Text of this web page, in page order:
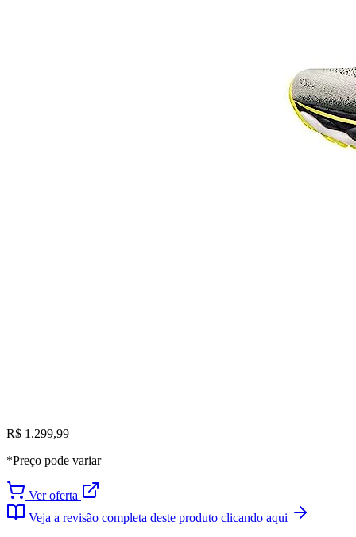
R$ 1.299,99
*Preço pode variar
Ver oferta
Veja a revisão completa deste produto clicando aqui